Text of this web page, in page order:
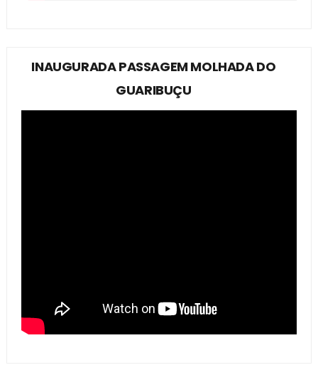
INAUGURADA PASSAGEM MOLHADA DO
GUARIBUÇU